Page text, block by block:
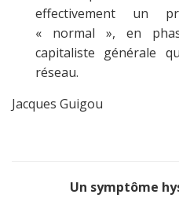
effectivement un
« normal », en
capitaliste générale
réseau.
Jacques Guigou
Un symptôme